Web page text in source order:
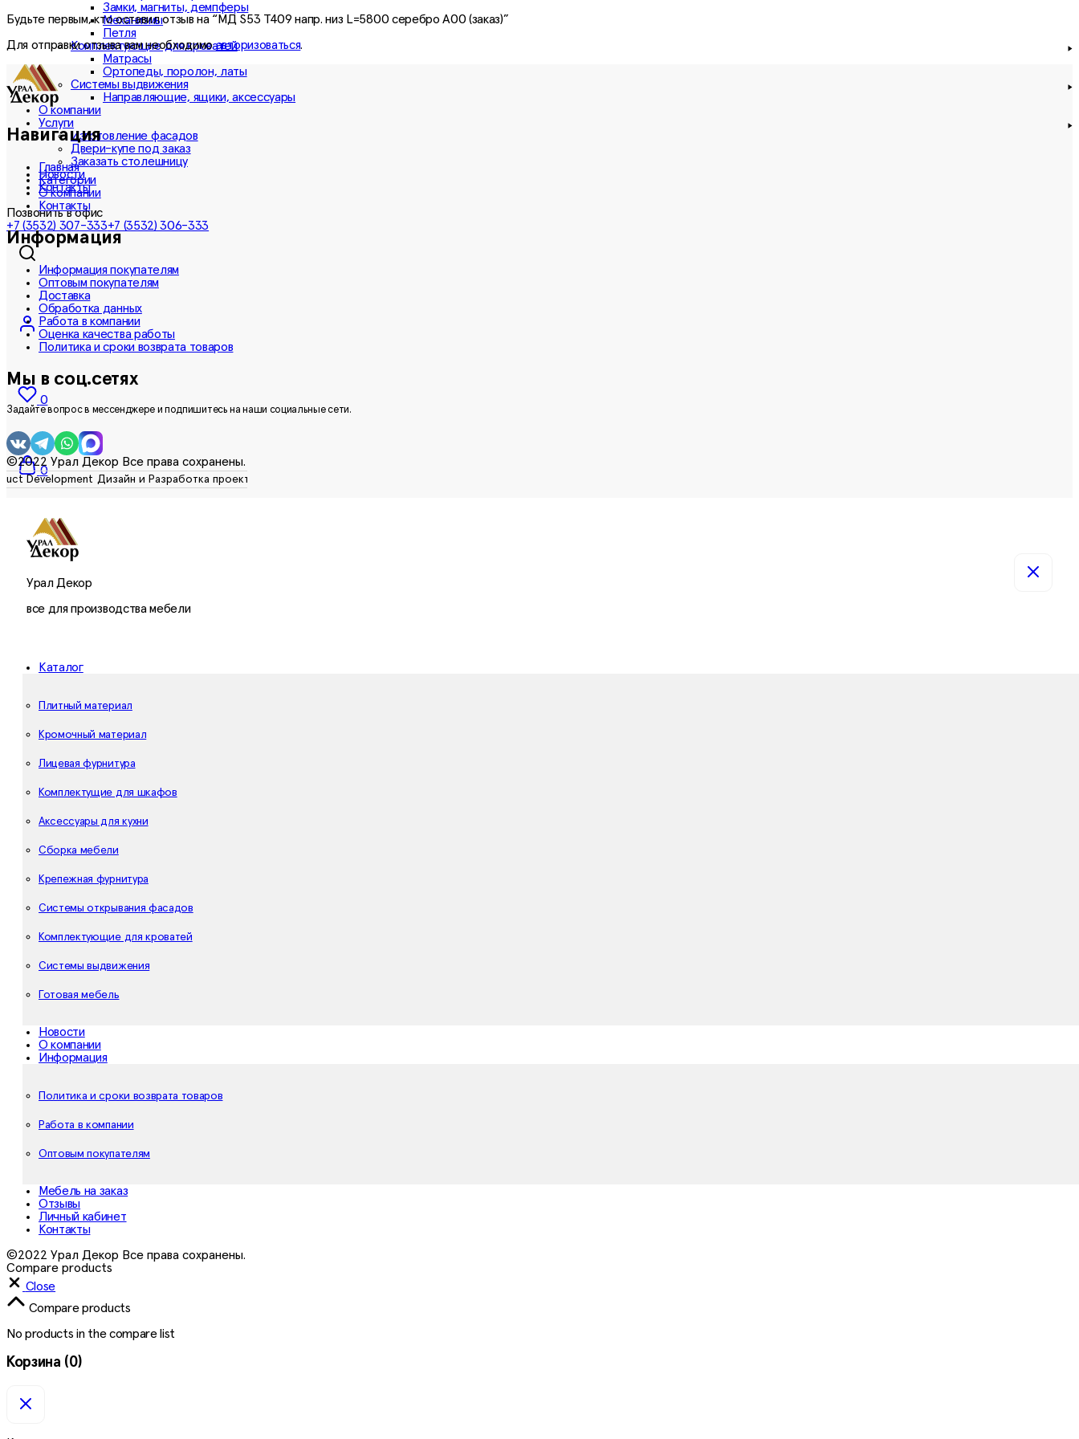
Замки, магниты, демпферы
Механизмы
Петля
Комплектующие для кроватей
Матрасы
Ортопеды, поролон, латы
Системы выдвижения
Направляющие, ящики, аксессуары
О компании
Услуги
Изготовление фасадов
Двери-купе под заказ
Заказать столешницу
Новости
Контакты
Позвонить в офис
+7 (3532) 307-333+7 (3532) 306-333
0
0
Будьте первым, кто оставил отзыв на “МД S53 T409 напр. низ L=5800 серебро A00 (заказ)”
Для отправки отзыва вам необходимоавторизоваться.
Навигация
Главная
Категории
О компании
Контакты
Информация
Информация покупателям
Оптовым покупателям
Доставка
Обработка данных
Работа в компании
Оценка качества работы
Политика и сроки возврата товаров
Мы в соц.сетях
Задайте вопрос в мессенджере и подпишитесь на наши социальные сети.
©2022 Урал Декор Все права сохранены.
Урал Декор
все для производства мебели
Каталог
Плитный материал
Кромочный материал
Лицевая фурнитура
Комплектущие для шкафов
Аксессуары для кухни
Сборка мебели
Крепежная фурнитура
Системы открывания фасадов
Комплектующие для кроватей
Системы выдвижения
Готовая мебель
Новости
О компании
Информация
Политика и сроки возврата товаров
Работа в компании
Оптовым покупателям
Мебель на заказ
Отзывы
Личный кабинет
Контакты
©2022 Урал Декор Все права сохранены.
Compare products
Close
Compare products
No products in the compare list
Корзина (0)